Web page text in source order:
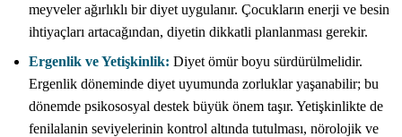
meyveler ağırlıklı bir diyet uygulanır. Çocukların enerji ve besin
ihtiyaçları artacağından, diyetin dikkatli planlanması gerekir.
Ergenlik ve Yetişkinlik: Diyet ömür boyu sürdürülmelidir.
Ergenlik döneminde diyet uyumunda zorluklar yaşanabilir; bu
dönemde psikososyal destek büyük önem taşır. Yetişkinlikte de
fenilalanin seviyelerinin kontrol altında tutulması, nörolojik ve